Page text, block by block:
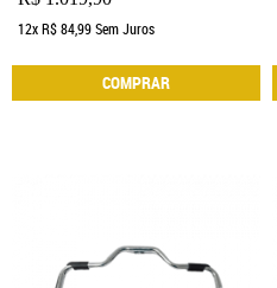
12xR$ 84,99Sem Juros
COMPRAR